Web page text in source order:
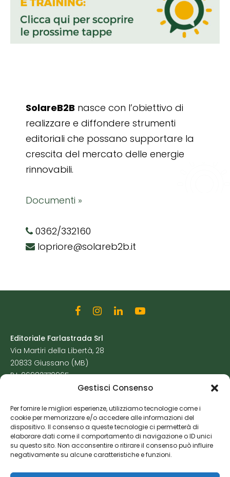
Gestisci Consenso
Per fornire le migliori esperienze, utilizziamo tecnologie come i
cookie per memorizzare e/o accedere alle informazioni del
dispositivo. Il consenso a queste tecnologie ci permetterà di
elaborare dati come il comportamento di navigazione o ID unici
su questo sito. Non acconsentire o ritirare il consenso può influire
negativamente su alcune caratteristiche e funzioni.
SolareB2B nasce con l’obiettivo di
realizzare e diffondere strumenti
editoriali che possano supportare la
crescita del mercato delle energie
rinnovabili.
Documenti »
0362/332160
lopriore@solareb2b.it
Editoriale Farlastrada Srl
Via Martiri della Libertà, 28
20833 Giussano (MB)
P.I. 06982770965
Cookie Policy
Risorse Aggiuntive